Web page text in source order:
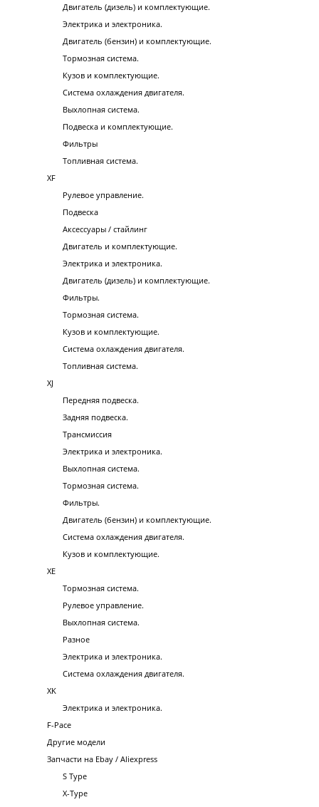
Двигатель (дизель) и комплектующие.
Электрика и электроника.
Двигатель (бензин) и комплектующие.
Тормозная система.
Кузов и комплектующие.
Система охлаждения двигателя.
Выхлопная система.
Подвеска и комплектующие.
Фильтры
Топливная система.
XF
Рулевое управление.
Подвеска
Аксессуары / стайлинг
Двигатель и комплектующие.
Электрика и электроника.
Двигатель (дизель) и комплектующие.
Фильтры.
Тормозная система.
Кузов и комплектующие.
Система охлаждения двигателя.
Топливная система.
XJ
Передняя подвеска.
Задняя подвеска.
Трансмиссия
Электрика и электроника.
Выхлопная система.
Тормозная система.
Фильтры.
Двигатель (бензин) и комплектующие.
Система охлаждения двигателя.
Кузов и комплектующие.
XE
Тормозная система.
Рулевое управление.
Выхлопная система.
Разное
Электрика и электроника.
Система охлаждения двигателя.
XK
Электрика и электроника.
F-Pace
Другие модели
Запчасти на Ebay / Aliexpress
S Type
X-Type